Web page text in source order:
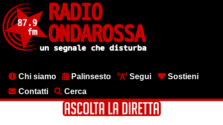
contenuto
principale
MenuChi siamo Palinsesto Segui
Sostieni
Contatti
Cerca